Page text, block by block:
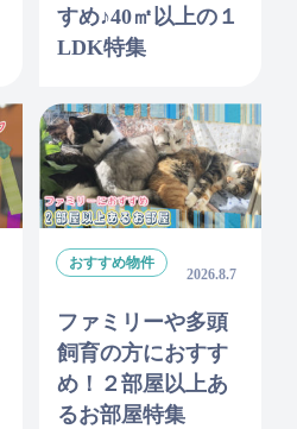
すめ♪40㎡以上の１
LDK特集
おすすめ物件
2026.8.7
ファミリーや多頭
飼育の方におすす
め！２部屋以上あ
るお部屋特集